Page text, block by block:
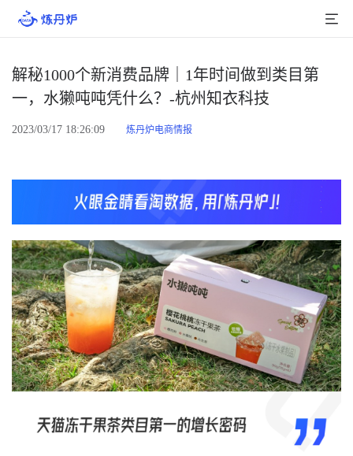
产品介绍
行业数据
品牌数据
店铺数据
商品库
分析
组合洞察
概念洞察
数据中心
解秘1000个新消费品牌｜1年时间做到类目第
一，水獭吨吨凭什么？-杭州知衣科技
2023/03/17 18:26:09 炼丹炉电商情报